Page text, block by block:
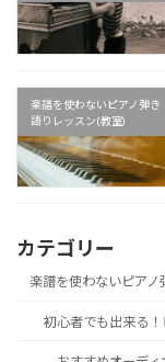
楽譜を使わないピアノ弾き
語りレッスン(教室)
カテゴリー
楽譜を使わないピア
初心者でも出来る